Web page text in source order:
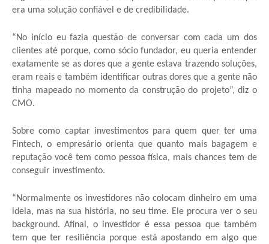
era uma solução confiável e de credibilidade.
“No início eu fazia questão de conversar com cada um dos
clientes até porque, como sócio fundador, eu queria entender
exatamente se as dores que a gente estava trazendo soluções,
eram reais e também identificar outras dores que a gente não
tinha mapeado no momento da construção do projeto”, diz o
CMO.
Sobre como captar investimentos para quem quer ter uma
Fintech, o empresário orienta que quanto mais bagagem e
reputação você tem como pessoa física, mais chances tem de
conseguir investimento.
“Normalmente os investidores não colocam dinheiro em uma
ideia, mas na sua história, no seu time. Ele procura ver o seu
background. Afinal, o investidor é essa pessoa que também
tem que ter resiliência porque está apostando em algo que